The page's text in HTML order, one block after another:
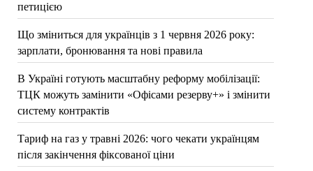
петицією
Що зміниться для українців з 1 червня 2026 року:
зарплати, бронювання та нові правила
В Україні готують масштабну реформу мобілізації:
ТЦК можуть замінити «Офісами резерву+» і змінити
систему контрактів
Тариф на газ у травні 2026: чого чекати українцям
після закінчення фіксованої ціни